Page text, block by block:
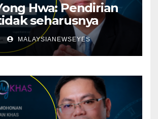
Hwa: Pendirian
seharusnya
sumber
ketelusan asas
politik yang sihat】
MALAYSIANEWSEYES